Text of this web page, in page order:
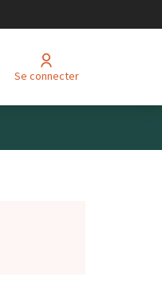
Se connecter